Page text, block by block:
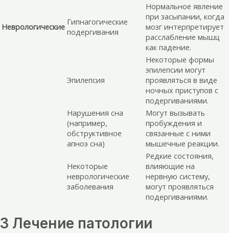
Неврологические Гипнагогические
подергивания
Нормальное явление
при засыпании, когда
мозг интерпретирует
расслабление мышц
как падение.
Эпилепсия
Некоторые формы
эпилепсии могут
проявляться в виде
ночных приступов с
подергиваниями.
Нарушения сна
(например,
обструктивное
апноэ сна)
Могут вызывать
пробуждения и
связанные с ними
мышечные реакции.
Некоторые
неврологические
заболевания
Редкие состояния,
влияющие на
нервную систему,
могут проявляться
подергиваниями.
3 Лечение патологии